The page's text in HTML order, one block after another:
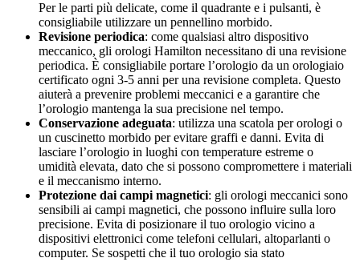
Per le parti più delicate, come il quadrante e i pulsanti, è
consigliabile utilizzare un pennellino morbido.
Revisione periodica: come qualsiasi altro dispositivo
meccanico, gli orologi Hamilton necessitano di una revisione
periodica. È consigliabile portare l’orologio da un orologiaio
certificato ogni 3-5 anni per una revisione completa. Questo
aiuterà a prevenire problemi meccanici e a garantire che
l’orologio mantenga la sua precisione nel tempo.
Conservazione adeguata: utilizza una scatola per orologi o
un cuscinetto morbido per evitare graffi e danni. Evita di
lasciare l’orologio in luoghi con temperature estreme o
umidità elevata, dato che si possono compromettere i materiali
e il meccanismo interno.
Protezione dai campi magnetici: gli orologi meccanici sono
sensibili ai campi magnetici, che possono influire sulla loro
precisione. Evita di posizionare il tuo orologio vicino a
dispositivi elettronici come telefoni cellulari, altoparlanti o
computer. Se sospetti che il tuo orologio sia stato